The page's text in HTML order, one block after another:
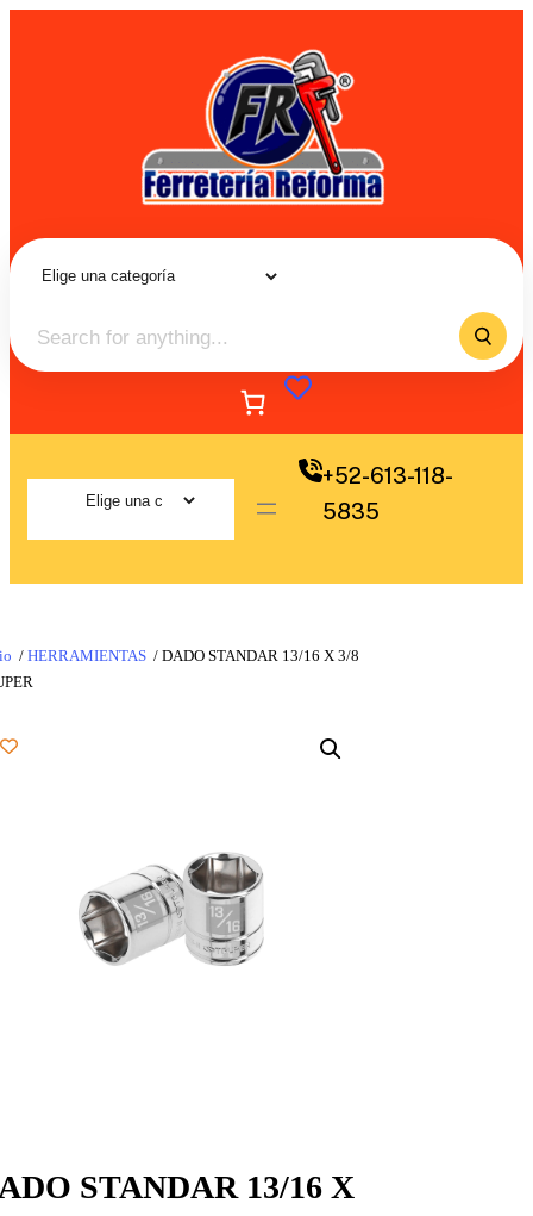
+52-613-118-
5835
/ HERRAMIENTAS / DADO STANDAR 13/16 X 3/8
STANDAR 13/16 X